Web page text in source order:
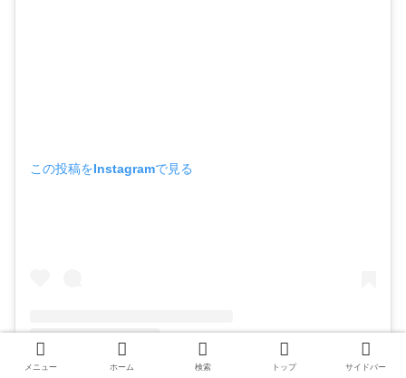
この投稿をInstagramで見る
メニュー ホーム 検索 トップ サイドバー